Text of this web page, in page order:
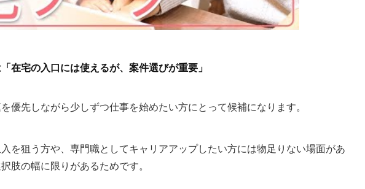
ないときは2週間を目安に確認する
感じたら希望する連絡方法を伝える
先しながら少しずつ働きたい人
ある疑問
マじゃなくても使えますか？
在宅の入口には使えるが、案件選びが重要」
優先しながら少しずつ仕事を始めたい方にとって候補になります。
を狙う方や、専門職としてキャリアアップしたい方には物足りない場面があ
肢の幅に限りがあるためです。